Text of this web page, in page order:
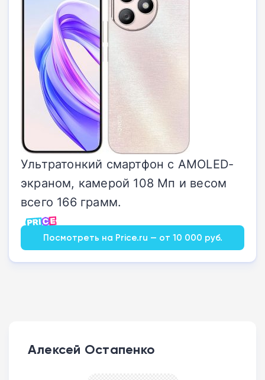
Ультратонкий смартфон с AMOLED-
экраном, камерой 108 Мп и весом
всего 166 грамм.
Посмотреть на Price.ru — от 10 000 руб.
Алексей Остапенко